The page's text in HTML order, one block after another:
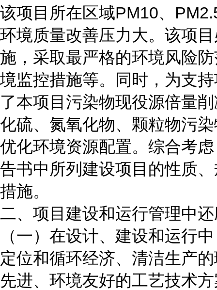
该项目所在区域PM10、
环境质量改善压力大。该项
施，采取最严格的环境风险
境监控措施等。同时，为支
了本项目污染物现役源倍量
化硫、氮氧化物、颗粒物污
优化环境资源配置。综合考
告书中所列建设项目的性质
措施。
二、项目建设和运行管理中
（一）在设计、建设和运行
定位和循环经济、清洁生产
先进、环境友好的工艺技术